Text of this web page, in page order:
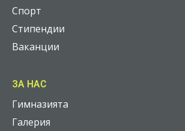
Спорт
Стипендии
Ваканции
ЗА НАС
Гимназията
Галерия